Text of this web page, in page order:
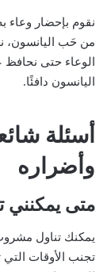
نقوم بإحضار وعاء
من حَب اليانسون،
الوعاء حتى
اليانسون دافئًا.
أسئلة
وأضراره
متى يمكنني
يمكنك تناول
تجنب الأوقات